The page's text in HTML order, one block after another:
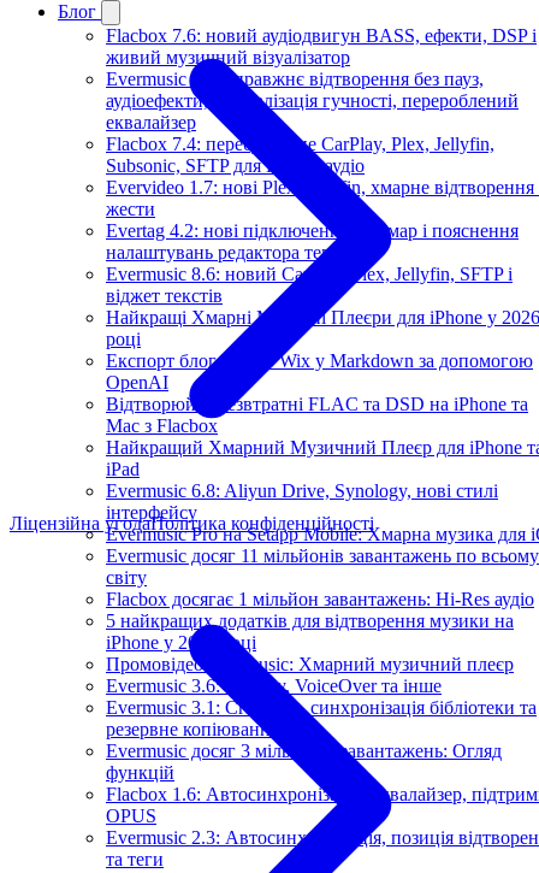
Блог
Flacbox 7.6: новий аудіодвигун BASS, ефекти, DSP і
живий музичний візуалізатор
Evermusic 8.7: справжнє відтворення без пауз,
аудіоефекти, нормалізація гучності, перероблений
еквалайзер
Flacbox 7.4: перебудоване CarPlay, Plex, Jellyfin,
Subsonic, SFTP для Hi-Res аудіо
Evervideo 1.7: нові Plex, Jellyfin, хмарне відтворення
жести
Evertag 4.2: нові підключення до хмар і пояснення
налаштувань редактора тегів
Evermusic 8.6: новий CarPlay, Plex, Jellyfin, SFTP і
віджет текстів
Найкращі Хмарні Музичні Плеєри для iPhone у 2026
році
Експорт блог-постів Wix у Markdown за допомогою
OpenAI
Відтворюйте безвтратні FLAC та DSD на iPhone та
Mac з Flacbox
Найкращий Хмарний Музичний Плеєр для iPhone
iPad
Evermusic 6.8: Aliyun Drive, Synology, нові стилі
інтерфейсу
Evermusic Pro на Setapp Mobile: Хмарна музика для
Evermusic досяг 11 мільйонів завантажень по всьому
світу
Flacbox досягає 1 мільйон завантажень: Hi-Res аудіо
5 найкращих додатків для відтворення музики на
iPhone у 2025 році
Промовідео Evermusic: Хмарний музичний плеєр
Evermusic 3.6: CarPlay, VoiceOver та інше
Evermusic 3.1: Crossfade, синхронізація бібліотеки та
резервне копіювання
Evermusic досяг 3 мільйонів завантажень: Огляд
функцій
Flacbox 1.6: Автосинхронізація, еквалайзер,
OPUS
Evermusic 2.3: Автосинхронізація, позиція
та теги
Ліцензійна угодаПолітика конфіденційності